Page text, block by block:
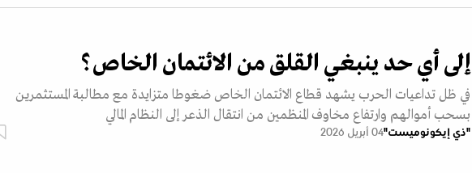
إلى أي حد ينبغي القلق من الائتمان الخاص؟
في ظل تداعيات الحرب يشهد قطاع الائتمان الخاص ضغوطا متزايدة مع مطالبة المستثمرين
بسحب أموالهم وارتفاع مخاوف المنظمين من انتقال الذعر إلى النظام المالي
"ذي إيكونوميست"04 أبريل 2026